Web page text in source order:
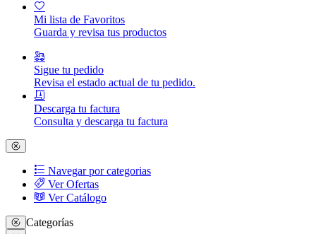
Mi lista de Favoritos
Guarda y revisa tus productos
Sigue tu pedido
Revisa el estado actual de tu pedido.
Descarga tu factura
Consulta y descarga tu factura
Navegar por categorias
Ver Ofertas
Ver Catálogo
Categorías